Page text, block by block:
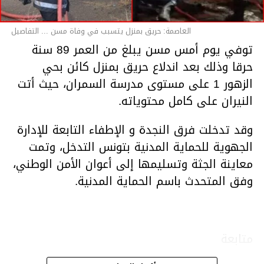
العاصمة: حريق بمنزل يتسبب في وفاة مسن ... التفاصيل
توفي يوم أمس مسن يبلغ من العمر 89 سنة
حرقا وذلك بعد اندلاع حريق بمنزل كائن بحي
الزهور 1 على مستوى مدرسة السمران، حيث أتت
النيران على كامل محتوياته.
وقد تدخلت فرق النجدة و الإطفاء التابعة للإدارة
الجهوية للحماية المدنية بتونس التدخل، وتمت
معاينة الجثة وتسليمها إلى أعوان الأمن الوطني،
وفق المتحدث باسم الحماية المدنية.